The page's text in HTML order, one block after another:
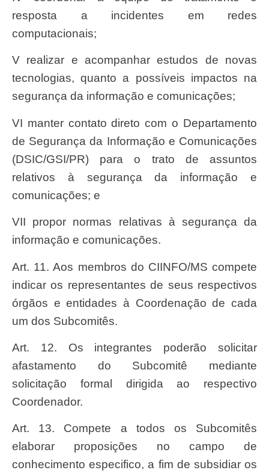
resposta a incidentes em redes
computacionais;
V realizar e acompanhar estudos de novas
tecnologias, quanto a possíveis impactos na
segurança da informação e comunicações;
VI manter contato direto com o Departamento
de Segurança da Informação e Comunicações
(DSIC/GSI/PR) para o trato de assuntos
relativos à segurança da informação e
comunicações; e
VII propor normas relativas à segurança da
informação e comunicações.
Art. 11. Aos membros do CIINFO/MS compete
indicar os representantes de seus respectivos
órgãos e entidades à Coordenação de cada
um dos Subcomitês.
Art. 12. Os integrantes poderão solicitar
afastamento do Subcomitê mediante
solicitação formal dirigida ao respectivo
Coordenador.
Art. 13. Compete a todos os Subcomitês
elaborar proposições no campo de
conhecimento especifico, a fim de subsidiar os